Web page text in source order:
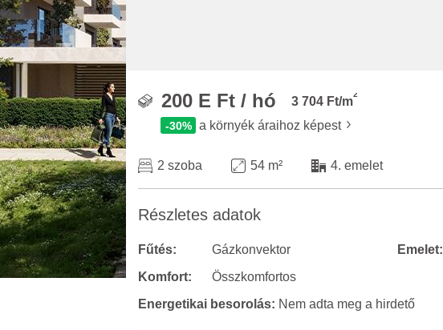
200 E Ft / hó 3 704 Ft/m
2
-30% a környék áraihoz képest
2 szoba 54 m² 4. emelet
Részletes adatok
Fűtés: Gázkonvektor Emelet:
Komfort:
Összkomfortos
Energetikai besorolás: Nem adta meg a hirdető